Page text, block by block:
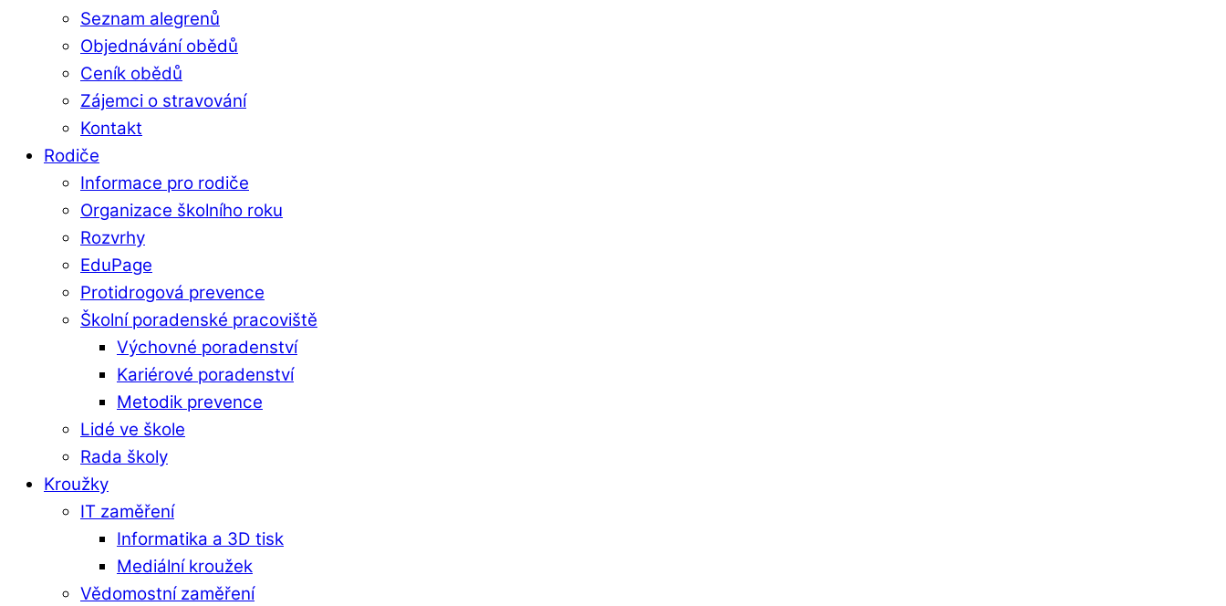
Seznam alegrenů
Objednávání obědů
Ceník obědů
Zájemci o stravování
Kontakt
Rodiče
Informace pro rodiče
Organizace školního roku
Rozvrhy
EduPage
Protidrogová prevence
Školní poradenské pracoviště
Výchovné poradenství
Kariérové poradenství
Metodik prevence
Lidé ve škole
Rada školy
Kroužky
IT zaměření
Informatika a 3D tisk
Mediální kroužek
Vědomostní zaměření